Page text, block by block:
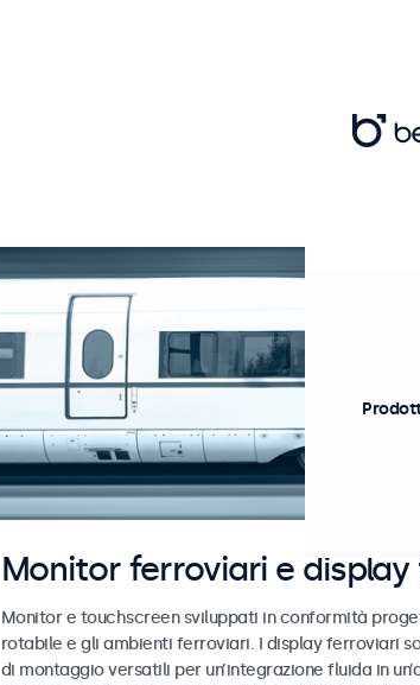
Monitor ferroviari e
Monitor e touchscreen sviluppati in conformità
rotabile e gli ambienti ferroviari. I display ferroviari
di montaggio versatili per un’integrazione fluida in